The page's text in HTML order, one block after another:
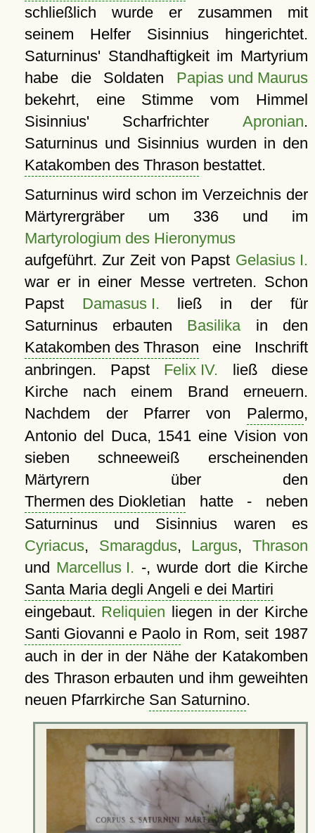
schließlich wurde er zusammen mit
seinem Helfer Sisinnius hingerichtet.
Saturninus' Standhaftigkeit im Martyrium
habe die Soldaten Papias und Maurus
bekehrt, eine Stimme vom Himmel
Sisinnius' Scharfrichter Apronian.
Saturninus und Sisinnius wurden in den
Katakomben des Thrason bestattet.
Saturninus wird schon im Verzeichnis der
Märtyrergräber um 336 und im
Martyrologium des Hieronymus
aufgeführt. Zur Zeit von Papst Gelasius I.
war er in einer Messe vertreten. Schon
Papst Damasus I. ließ in der für
Saturninus erbauten Basilikain den
Katakomben des Thrason eine Inschrift
anbringen. Papst Felix IV. ließ diese
Kirche nach einem Brand erneuern.
Nachdem der Pfarrer von Palermo,
Antonio del Duca, 1541 eine Vision von
sieben schneeweiß erscheinenden
Märtyrern über den
Thermen des Diokletian hatte - neben
Saturninus und Sisinnius waren es
Cyriacus, Smaragdus, Largus,Thrason
und Marcellus I. -, wurde dort die Kirche
Santa Maria degli Angeli e dei Martiri
eingebaut. Reliquien liegen in der Kirche
Santi Giovanni e Paoloin Rom, seit 1987
auch in der in der Nähe der Katakomben
des Thrason erbauten und ihm geweihten
neuen Pfarrkirche San Saturnino.